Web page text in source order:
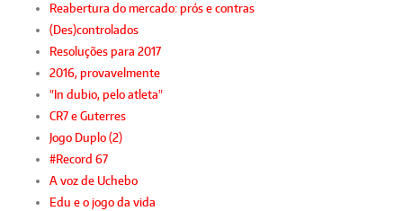
Reabertura do mercado: prós e contras
(Des)controlados
Resoluções para 2017
2016, provavelmente
"In dubio, pelo atleta"
CR7 e Guterres
Jogo Duplo (2)
#Record 67
A voz de Uchebo
Edu e o jogo da vida